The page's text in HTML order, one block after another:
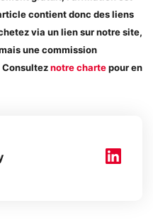
contient donc des liens
via un lien sur notre site,
une commission
notre charte pour en